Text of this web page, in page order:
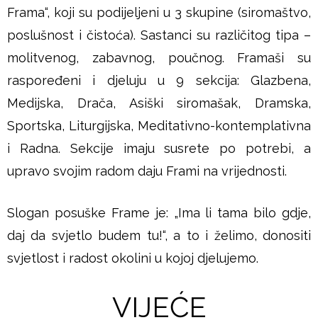
Frama“, koji su podijeljeni u 3 skupine (siromaštvo,
poslušnost i čistoća). Sastanci su različitog tipa –
molitvenog, zabavnog, poučnog. Framaši su
raspoređeni i djeluju u 9 sekcija: Glazbena,
Medijska, Drača, Asiški siromašak, Dramska,
Sportska, Liturgijska, Meditativno-kontemplativna
i Radna. Sekcije imaju susrete po potrebi, a
upravo svojim radom daju Frami na vrijednosti.
Slogan posuške Frame je: „Ima li tama bilo gdje,
daj da svjetlo budem tu!“, a to i želimo, donositi
svjetlost i radost okolini u kojoj djelujemo.
VIJEĆE